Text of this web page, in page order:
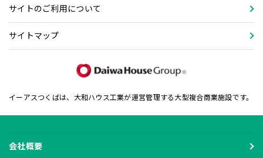
サイトのご利用について
サイトマップ
イーアスつくばは、大和ハウス工業が運営管理する大型複合商業施設です。
会社概要